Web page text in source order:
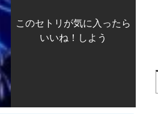
このセトリが気に入ったら
いいね！しよう